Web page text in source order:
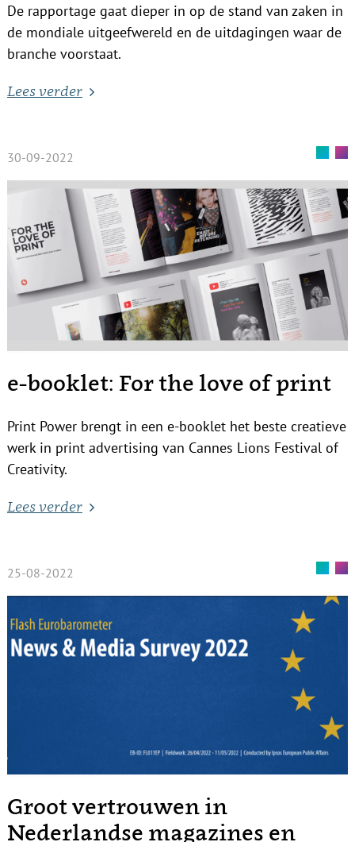
De rapportage gaat dieper in op de stand van zaken in
de mondiale uitgeefwereld en de uitdagingen waar de
branche voorstaat.
Lees verder
30-09-2022
e-booklet: For the love of print
Print Power brengt in een e-booklet het beste creatieve
werk in print advertising van Cannes Lions Festival of
Creativity.
Lees verder
25-08-2022
Groot vertrouwen in
Nederlandse magazines en